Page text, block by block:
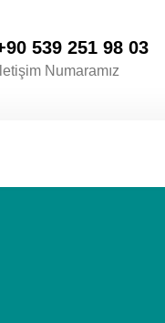
539 251 98 03
İletişim Numaramız